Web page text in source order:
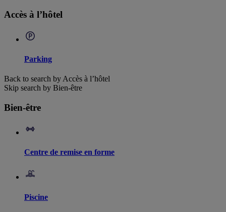
Accès à l’hôtel
Parking
Back to search by Accès à l’hôtel
Skip search by Bien-être
Bien-être
Centre de remise en forme
Piscine